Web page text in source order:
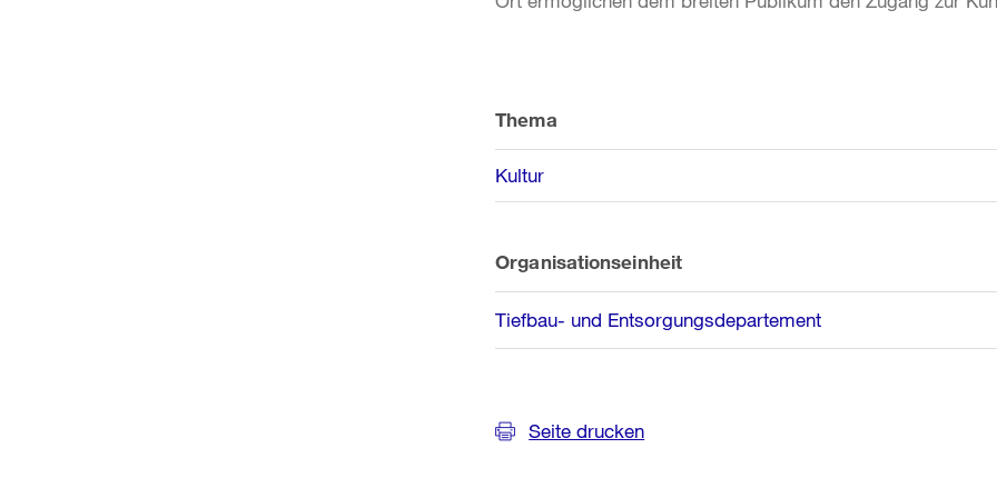
Informationen
Thema
Kultur
Organisationseinheit
Tiefbau- und Entsorgungsdepartement
Seite drucken